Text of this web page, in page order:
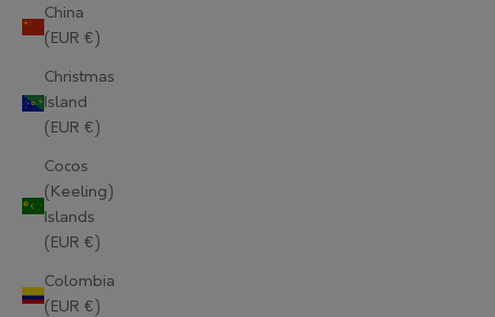
China
(EUR €)
Christmas
Island
(EUR €)
Cocos
(Keeling)
Islands
(EUR €)
Colombia
(EUR €)